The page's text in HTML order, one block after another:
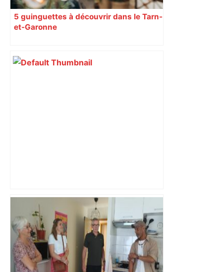
5 guinguettes à découvrir dans le Tarn-
et-Garonne
Vous pensiez que c’était comme une
voiture ? La vérité sur les avions qui
reculent – ici.fr